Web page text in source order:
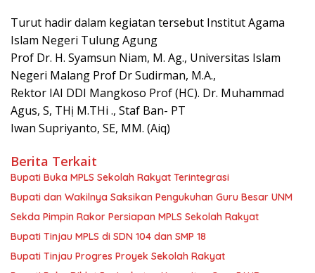
Turut hadir dalam kegiatan tersebut Institut Agama
Islam Negeri Tulung Agung
Prof Dr. H. Syamsun Niam, M. Ag., Universitas Islam
Negeri Malang Prof Dr Sudirman, M.A.,
Rektor IAI DDI Mangkoso Prof (HC). Dr. Muhammad
Agus, S, THị M.THi ., Staf Ban- PT
Iwan Supriyanto, SE, MM. (Aiq)
Berita Terkait
Bupati Buka MPLS Sekolah Rakyat Terintegrasi
Bupati dan Wakilnya Saksikan Pengukuhan Guru Besar UNM
Sekda Pimpin Rakor Persiapan MPLS Sekolah Rakyat
Bupati Tinjau MPLS di SDN 104 dan SMP 18
Bupati Tinjau Progres Proyek Sekolah Rakyat